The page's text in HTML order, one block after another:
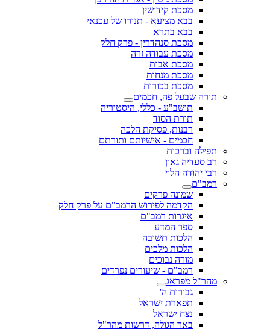
מסכת קידושין
בבא מציעא - תנורו של עכנאי
בבא בתרא
מסכת סנהדרין - פרק חלק
מסכת עבודה זרה
מסכת אבות
מסכת מנחות
מסכת בכורות
תורה שבעל פה, חכמים
תושב"ע - כללי, היסטוריה
תורת הסוד
רבנות, פסיקת הלכה
חכמים - אישיותם ותורתם
תפילה וברכות
רב סעדיה גאון
רבי יהודה הלוי
רמב"ם
שמונה פרקים
הקדמה לפירוש הרמב"ם על פרק חלק
איגרות רמב"ם
ספר המדע
הלכות תשובה
הלכות מלכים
מורה נבוכים
רמב"ם - שיעורים נפרדים
מהר"ל מפראג
גבורות ה'
תפארת ישראל
נצח ישראל
באר הגולה, דרשות מהר"ל